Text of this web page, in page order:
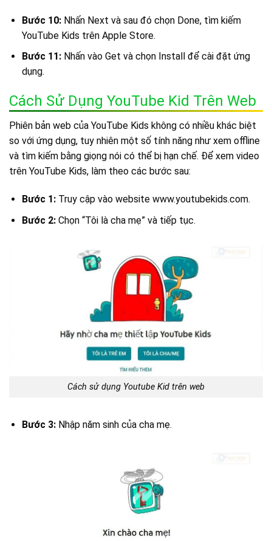
Bước 10:Nhấn Next và sau đó chọn Done, tìm kiếm
YouTube Kids trên Apple Store.
Bước 11:Nhấn vào Get và chọn Install để cài đặt ứng
dụng.
Cách Sử Dụng YouTube Kid Trên Web
Phiên bản web của YouTube Kids không có nhiều khác biệt
so với ứng dụng, tuy nhiên một số tính năng như xem offline
và tìm kiếm bằng giọng nói có thể bị hạn chế. Để xem video
trên YouTube Kids, làm theo các bước sau:
Bước 1:Truy cập vào website www.youtubekids.com.
Bước 2:Chọn “Tôi là cha mẹ” và tiếp tục.
Cách sử dụng Youtube Kid trên web
Bước 3:Nhập năm sinh của cha mẹ.